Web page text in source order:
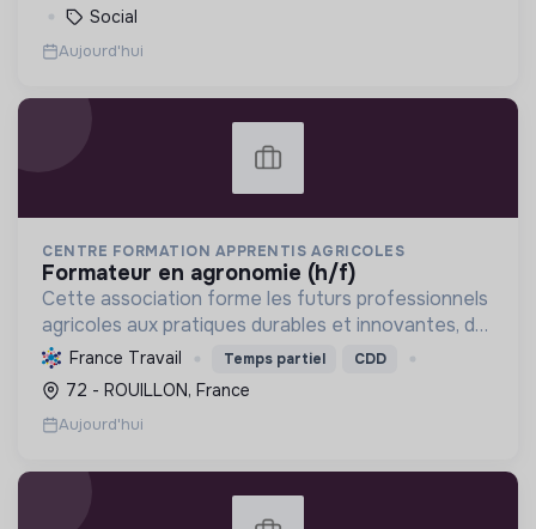
Social
Aujourd'hui
CENTRE FORMATION APPRENTIS AGRICOLES
formateur en agronomie (h/f)
Cette association forme les futurs professionnels
agricoles aux pratiques durables et innovantes, du
CAPA au BTSA, pour une transition
agroécologique.
France Travail Temps partiel CDD
72 - ROUILLON, France
Aujourd'hui